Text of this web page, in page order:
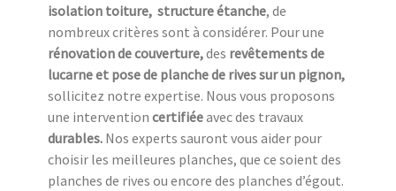
isolation toiture, structure étanche, de
nombreux critères sont à considérer. Pour une
rénovation de couverture,des revêtements de
lucarne et pose de planche de rives sur un pignon,
sollicitez notre expertise. Nous vous proposons
une intervention certifiéeavec des travaux
durables. Nos experts sauront vous aider pour
choisir les meilleures planches, que ce soient des
planches de rives ou encore des planches d’égout.